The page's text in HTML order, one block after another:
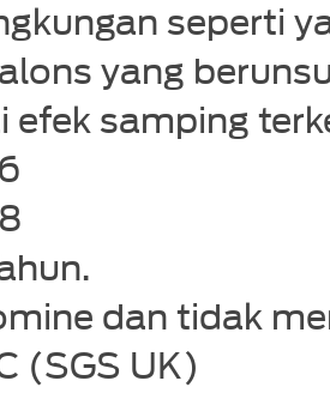
seperti
yang
efek samping
dan tidak
(SGS UK)